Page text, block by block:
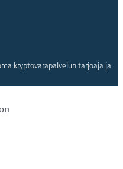
kryptovarapalvelun tarjoaja ja